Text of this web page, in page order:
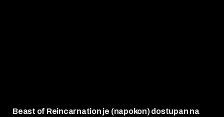
Beast of Reincarnation je (napokon) dostupan na